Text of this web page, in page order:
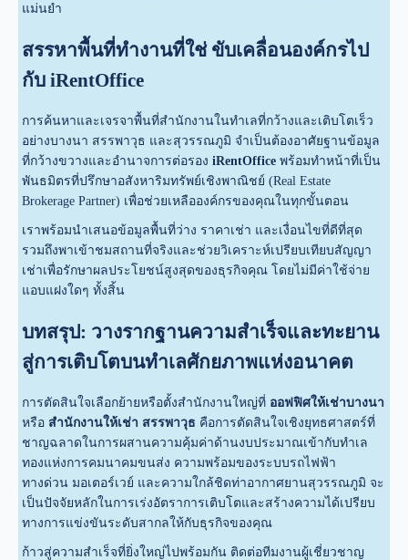
แม่นยำ
สรรหาพื้นที่ทำงานที่ใช่ ขับเคลื่อนองค์กรไป
กับ iRentOffice
การค้นหาและเจรจาพื้นที่สำนักงานในทำเลที่กว้างและเติบโตเร็ว
อย่างบางนา สรรพาวุธ และสุวรรณภูมิ จำเป็นต้องอาศัยฐานข้อมูล
ที่กว้างขวางและอำนาจการต่อรองiRentOffice พร้อมทำหน้าที่เป็น
พันธมิตรที่ปรึกษาอสังหาริมทรัพย์เชิงพาณิชย์ (Real Estate
Brokerage Partner) เพื่อช่วยเหลือองค์กรของคุณในทุกขั้นตอน
เราพร้อมนำเสนอข้อมูลพื้นที่ว่าง ราคาเช่า และเงื่อนไขที่ดีที่สุด
รวมถึงพาเข้าชมสถานที่จริงและช่วยวิเคราะห์เปรียบเทียบสัญญา
เช่าเพื่อรักษาผลประโยชน์สูงสุดของธุรกิจคุณ โดยไม่มีค่าใช้จ่าย
แอบแฝงใดๆ ทั้งสิ้น
บทสรุป: วางรากฐานความสำเร็จและทะยาน
สู่การเติบโตบนทำเลศักยภาพแห่งอนาคต
การตัดสินใจเลือกย้ายหรือตั้งสำนักงานใหญ่ที่ ออฟฟิศให้เช่าบางนา
หรือ สำนักงานให้เช่า สรรพาวุธ คือการตัดสินใจเชิงยุทธศาสตร์ที่
ชาญฉลาดในการผสานความคุ้มค่าด้านงบประมาณเข้ากับทำเล
ทองแห่งการคมนาคมขนส่ง ความพร้อมของระบบรถไฟฟ้า
ทางด่วน มอเตอร์เวย์ และความใกล้ชิดท่าอากาศยานสุวรรณภูมิ จะ
เป็นปัจจัยหลักในการเร่งอัตราการเติบโตและสร้างความได้เปรียบ
ทางการแข่งขันระดับสากลให้กับธุรกิจของคุณ
ก้าวสู่ความสำเร็จที่ยิ่งใหญ่ไปพร้อมกัน ติดต่อทีมงานผู้เชี่ยวชาญ